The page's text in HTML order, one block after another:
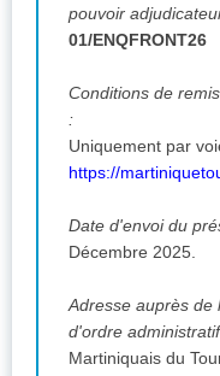
pouvoir
01/ENQFRONT26
Conditions de
:
Uniquement par
https://
Date d'envoi du
Décembre 2025.
Adresse auprès de
d'ordre
Martiniquais du